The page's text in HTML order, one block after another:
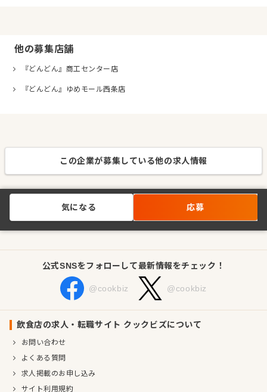
他の募集店舗
『どんどん』商工センター店
『どんどん』ゆめモール西条店
この企業が募集している他の求人情報
気になる 応募
公式SNSをフォローして最新情報をチェック！
@cookbiz @cookbiz
飲食店の求人・転職サイト クックビズについて
お問い合わせ
よくある質問
求人掲載のお申し込み
サイト利用規約